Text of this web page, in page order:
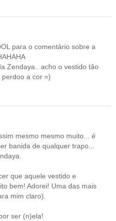
para o comentário sobre a
Zendaya.. acho o vestido tão
a cor =)
mesmo mesmo muito... é
banida de qualquer trapo...
que aquele vestido e
bem! Adorei! Uma das mais
mim claro).
ser (n)ela!